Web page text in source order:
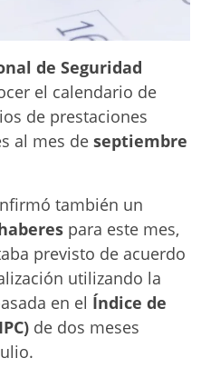
de Seguridad
el calendario de
de prestaciones
al mes de septiembre
también un
para este mes,
previsto de acuerdo
utilizando la
en el Índice de
de dos meses